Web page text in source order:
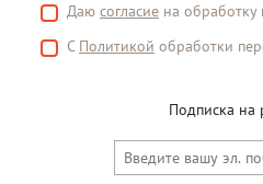
Даю согласие на
С Политикой обработки
Подписка на